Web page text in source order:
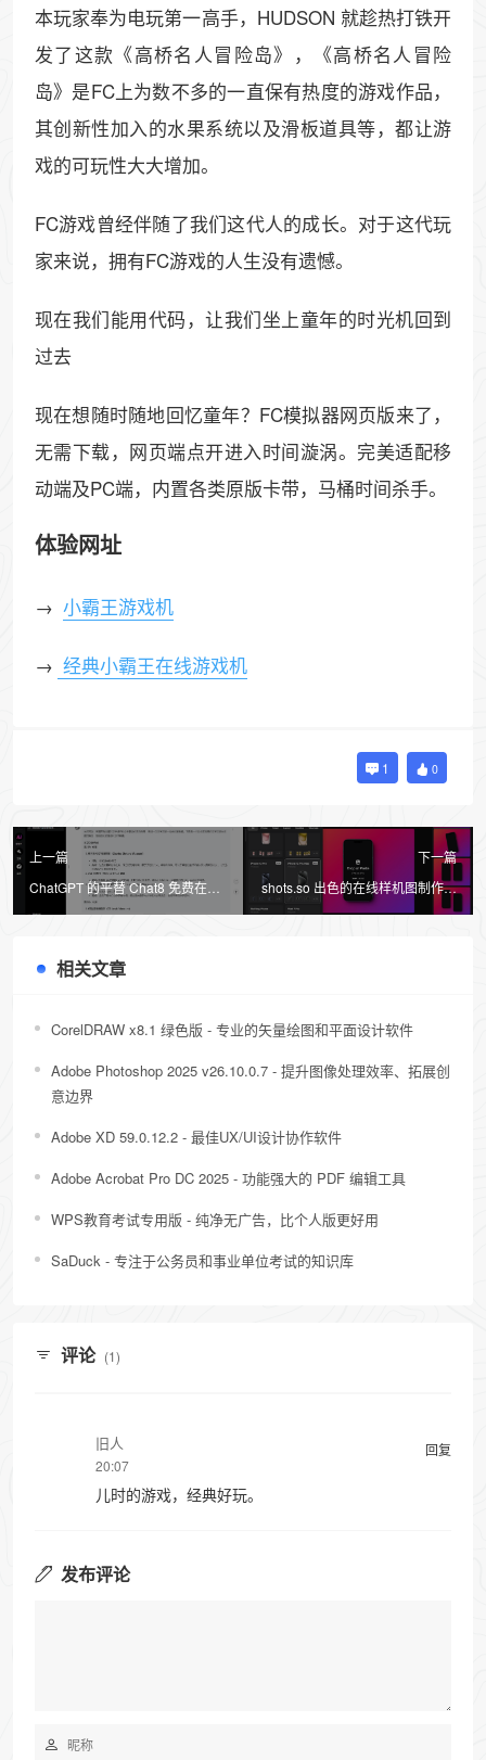
本玩家奉为电玩第一高手，HUDSON 就趁热打铁开
发了这款《高桥名人冒险岛》，《高桥名人冒险
岛》是FC上为数不多的一直保有热度的游戏作品，
其创新性加入的水果系统以及滑板道具等，都让游
戏的可玩性大大增加。
FC游戏曾经伴随了我们这代人的成长。对于这代玩
家来说，拥有FC游戏的人生没有遗憾。
现在我们能用代码，让我们坐上童年的时光机回到
过去
现在想随时随地回忆童年？FC模拟器网页版来了，
无需下载，网页端点开进入时间漩涡。完美适配移
动端及PC端，内置各类原版卡带，马桶时间杀手。
体验网址
→ 小霸王游戏机
→ 经典小霸王在线游戏机
1 0
上一篇
ChatGPT 的平替 Chat8 免费在线
使用
下一篇
shots.so 出色的在线样机图制作工
具，设计师必备神器
相关文章
CorelDRAW x8.1 绿色版 - 专业的矢量绘图和平面设计软件
Adobe Photoshop 2025 v26.10.0.7 - 提升图像处理效率、拓展创
意边界
Adobe XD 59.0.12.2 - 最佳UX/UI设计协作软件
Adobe Acrobat Pro DC 2025 - 功能强大的 PDF 编辑工具
WPS教育考试专用版 - 纯净无广告，比个人版更好用
SaDuck - 专注于公务员和事业单位考试的知识库
评论 (1)
旧人
20:07
儿时的游戏，经典好玩。
回复
发布评论